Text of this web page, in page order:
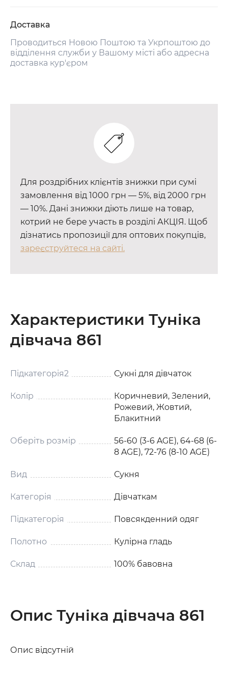
Доставка
Проводиться Новою Поштою та Укрпоштою до
відділення служби у Вашому місті або адресна
доставка кур'єром
Для роздрібних клієнтів знижки при сумі
замовлення від 1000 грн — 5%, від 2000 грн
— 10%. Дані знижки діють лише на товар,
котрий не бере участь в розділі АКЦІЯ. Щоб
дізнатись пропозиції для оптових покупців,
зареєструйтеся на сайті.
Характеристики Туніка
дівчача 861
Підкатегорія2 Сукні для дівчаток
Колір
Коричневий, Зелений,
Рожевий, Жовтий,
Блакитний
Оберіть розмір
56-60 (3-6 AGE), 64-68 (6-
8 AGE), 72-76 (8-10 AGE)
Вид Сукня
Категорія Дівчаткам
Підкатегорія Повсякденний одяг
Полотно Кулірна гладь
Склад 100% бавовна
Опис Туніка дівчача 861
Опис відсутній